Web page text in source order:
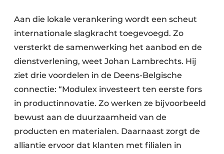
Aan die lokale verankering wordt een scheut
internationale slagkracht toegevoegd. Zo
versterkt de samenwerking het aanbod en de
dienstverlening, weet Johan Lambrechts. Hij
ziet drie voordelen in de Deens-Belgische
connectie: “Modulex investeert ten eerste fors
in productinnovatie. Zo werken ze bijvoorbeeld
bewust aan de duurzaamheid van de
producten en materialen. Daarnaast zorgt de
alliantie ervoor dat klanten met filialen in